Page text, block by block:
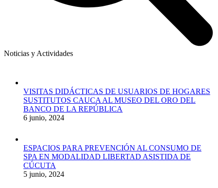
Noticias y Actividades
VISITAS DIDÁCTICAS DE USUARIOS DE HOGARES
SUSTITUTOS CAUCA AL MUSEO DEL ORO DEL
BANCO DE LA REPÚBLICA
6 junio, 2024
ESPACIOS PARA PREVENCIÓN AL CONSUMO DE
SPA EN MODALIDAD LIBERTAD ASISTIDA DE
CÚCUTA
5 junio, 2024